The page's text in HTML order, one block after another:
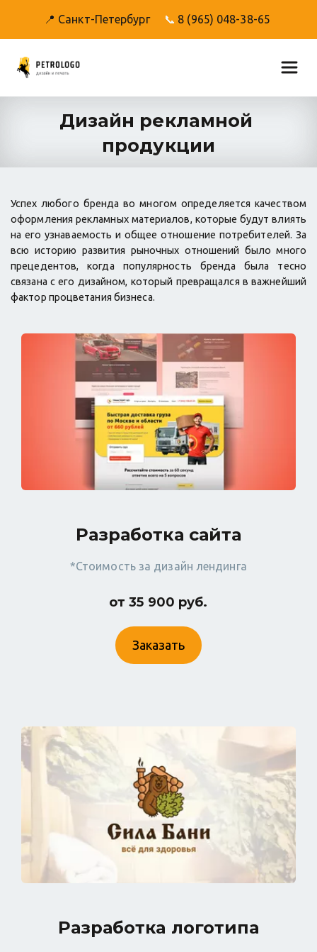
📍 Санкт-Петербург 📞 8 (965) 048-38-65
Дизайн рекламной
продукции
Успех любого бренда во многом определяется качеством
оформления рекламных материалов, которые будут влиять
на его узнаваемость и общее отношение потребителей. За
всю историю развития рыночных отношений было много
прецедентов, когда популярность бренда была тесно
связана с его дизайном, который превращался в важнейший
фактор процветания бизнеса.
Разработка сайта
*Стоимость за дизайн лендинга
от 35 900 руб.
Заказать
Разработка логотипа